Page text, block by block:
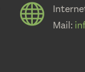

Mail: